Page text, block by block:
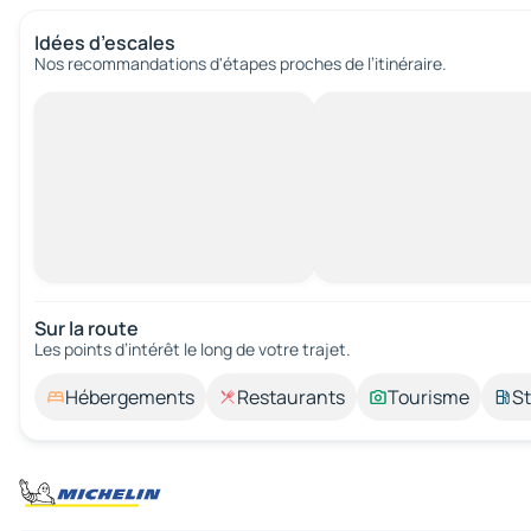
Idées d’escales
Nos recommandations d'étapes proches de l’itinéraire.
Sur la route
Les points d’intérêt le long de votre trajet.
Hébergements Restaurants Tourisme